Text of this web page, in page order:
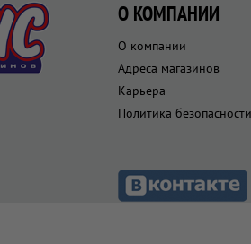
О КОМПАНИИ
О компании
Адреса магазинов
Карьера
Политика безопасности